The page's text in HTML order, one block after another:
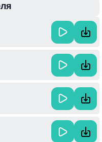
Егора, известен своим
поп-музыки и
на украинской